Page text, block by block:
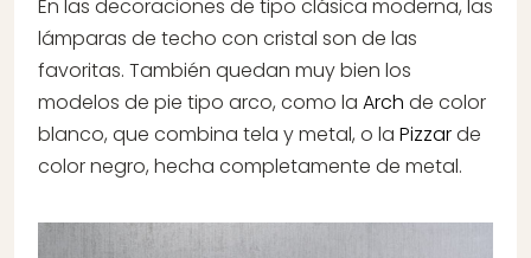
En las decoraciones de tipo clásica moderna, las
lámparas de techo con cristal son de las
favoritas. También quedan muy bien los
modelos de pie tipo arco, como la Arch de color
blanco, que combina tela y metal, o la Pizzarde
color negro, hecha completamente de metal.